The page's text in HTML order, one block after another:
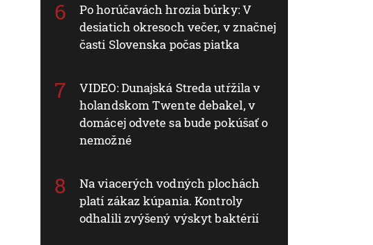
Po horúčavách hrozia búrky: V
desiatich okresoch večer, v značnej
časti Slovenska počas piatka
VIDEO: Dunajská Streda utŕžila v
holandskom Twente debakel, v
domácej odvete sa bude pokúšať o
nemožné
Na viacerých vodných plochách
platí zákaz kúpania. Kontroly
odhalili zvýšený výskyt baktérií